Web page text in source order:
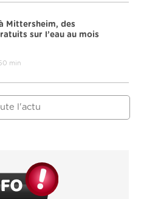
Mittersheim, des
sur l’eau au mois
min
l'actu